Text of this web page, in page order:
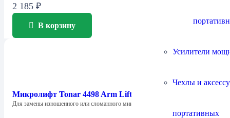
Усилители
Чехлы и
портативных
2 185 ₽
В корзину
Микролифт Tonar 4498 Arm Lifter
Для замены изношенного или сломанного микролифта…